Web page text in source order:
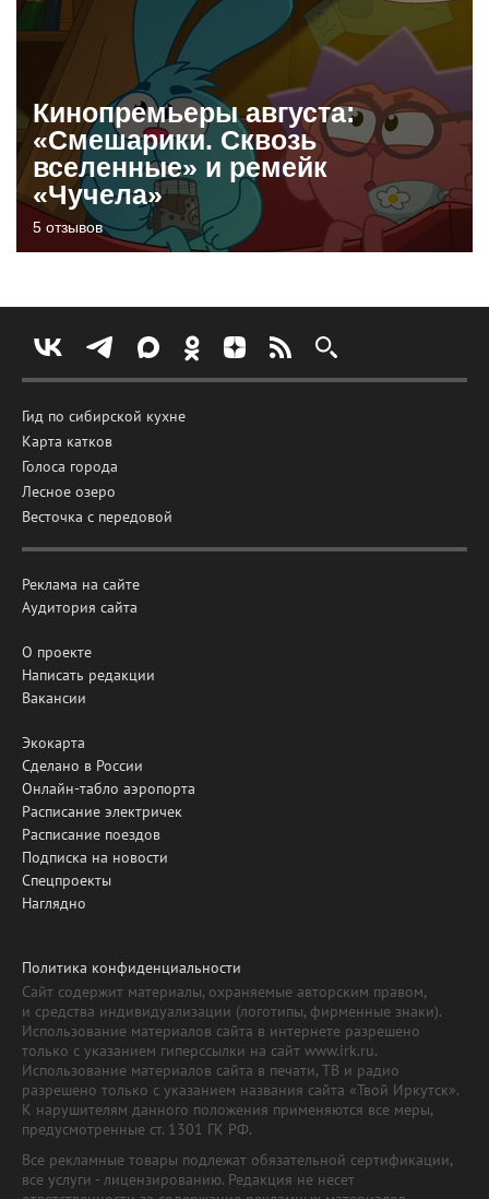
Кинопремьеры августа:
«Смешарики. Сквозь
вселенные» и ремейк
«Чучела»
5 отзывов
Гид по сибирской кухне
Карта катков
Голоса города
Лесное озеро
Весточка с передовой
Реклама на сайте
Аудитория сайта
О проекте
Написать редакции
Вакансии
Экокарта
Сделано в России
Онлайн-табло аэропорта
Расписание электричек
Расписание поездов
Подписка на новости
Спецпроекты
Наглядно
Политика конфиденциальности
Сайт содержит материалы, охраняемые авторским правом,
и средства индивидуализации (логотипы, фирменные знаки).
Использование материалов сайта в интернете разрешено
только с указанием гиперссылки на сайт www.irk.ru.
Использование материалов сайта в печати, ТВ и радио
разрешено только с указанием названия сайта «Твой Иркутск».
К нарушителям данного положения применяются все меры,
предусмотренные ст. 1301 ГК РФ.
Все рекламные товары подлежат обязательной сертификации,
все услуги - лицензированию. Редакция не несет